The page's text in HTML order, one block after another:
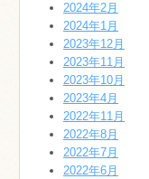
2024年2月
2024年1月
2023年12月
2023年11月
2023年10月
2023年4月
2022年11月
2022年8月
2022年7月
2022年6月